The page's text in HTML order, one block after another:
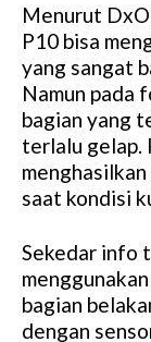
Menurut
P10 bisa
yang sangat
Namun pada
bagian yang
terlalu gelap.
saat kondisi
Sekedar info
bagian
dengan